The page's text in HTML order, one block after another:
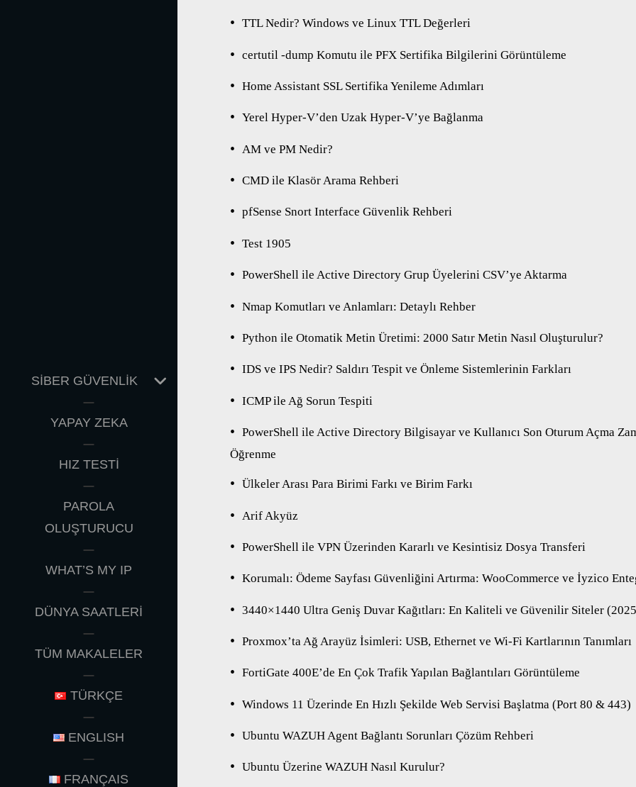
SİBER GÜVENLİK
EXPAND
YAPAY ZEKA
HIZ TESTİ
PAROLA
OLUŞTURUCU
WHAT’S MY IP
DÜNYA SAATLERİ
TÜM MAKALELER
TÜRKÇE
ENGLISH
FRANÇAIS
TTL Nedir? Windows ve Linux TTL Değerleri
certutil -dump Komutu ile PFX Sertifika Bilgilerini Görüntüleme
Home Assistant SSL Sertifika Yenileme Adımları
Yerel Hyper-V’den Uzak Hyper-V’ye Bağlanma
AM ve PM Nedir?
CMD ile Klasör Arama Rehberi
pfSense Snort Interface Güvenlik Rehberi
Test 1905
PowerShell ile Active Directory Grup Üyelerini CSV’ye Aktarma
Nmap Komutları ve Anlamları: Detaylı Rehber
Python ile Otomatik Metin Üretimi: 2000 Satır Metin Nasıl Oluşturulur?
IDS ve IPS Nedir? Saldırı Tespit ve Önleme Sistemlerinin Farkları
ICMP ile Ağ Sorun Tespiti
PowerShell ile Active Directory Bilgisayar ve Kullanıcı Son Oturum Açma
Öğrenme
Ülkeler Arası Para Birimi Farkı ve Birim Farkı
Arif Akyüz
PowerShell ile VPN Üzerinden Kararlı ve Kesintisiz Dosya Transferi
Korumalı: Ödeme Sayfası Güvenliğini Artırma: WooCommerce ve İyzico
3440×1440 Ultra Geniş Duvar Kağıtları: En Kaliteli ve Güvenilir Siteler
Proxmox’ta Ağ Arayüz İsimleri: USB, Ethernet ve Wi-Fi Kartlarının Tanımları
FortiGate 400E’de En Çok Trafik Yapılan Bağlantıları Görüntüleme
Windows 11 Üzerinde En Hızlı Şekilde Web Servisi Başlatma (Port 80 & 443)
Ubuntu WAZUH Agent Bağlantı Sorunları Çözüm Rehberi
Ubuntu Üzerine WAZUH Nasıl Kurulur?